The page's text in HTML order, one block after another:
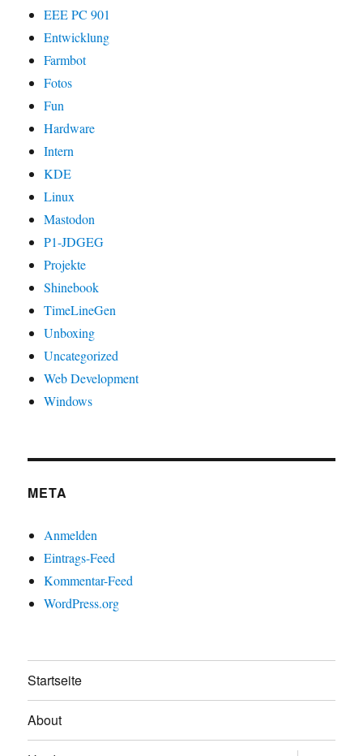
EEE PC 901
Entwicklung
Farmbot
Fotos
Fun
Hardware
Intern
KDE
Linux
Mastodon
P1-JDGEG
Projekte
Shinebook
TimeLineGen
Unboxing
Uncategorized
Web Development
Windows
META
Anmelden
Eintrags-Feed
Kommentar-Feed
WordPress.org
Startseite
About